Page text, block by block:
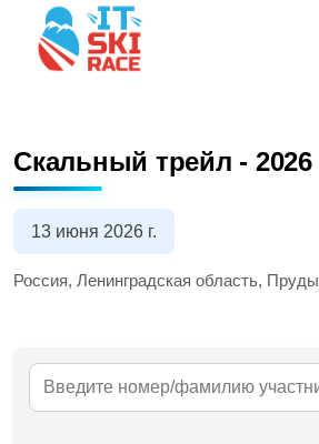
Скальный трейл - 2026
13 июня 2026 г.
Россия, Ленинградская область, Пруды